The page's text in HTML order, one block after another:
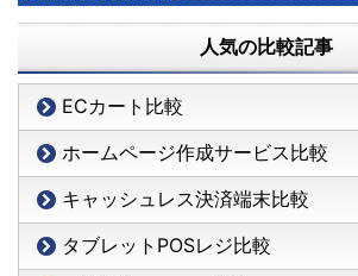
人気の比較記事
ECカート比較
ホームページ作成サービス比較
キャッシュレス決済端末比較
タブレットPOSレジ比較